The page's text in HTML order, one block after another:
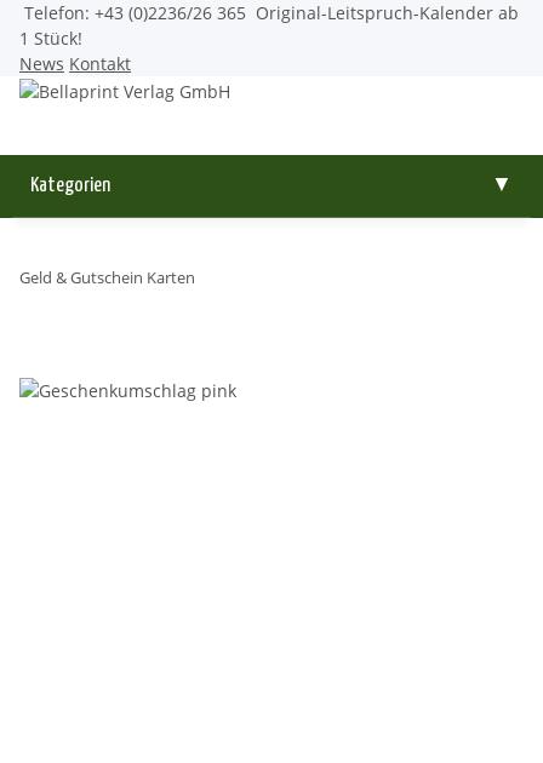
Telefon: +43 (0)2236/26 365 Original-Leitspruch-Kalender ab
1 Stück!
News Kontakt
Kategorien ▼
Geld & Gutschein Karten